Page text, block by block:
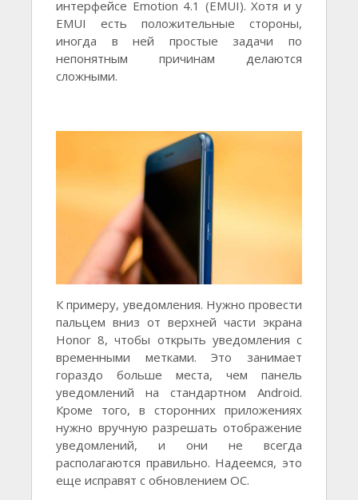
интерфейсе Emotion 4.1 (EMUI). Хотя и у
EMUI есть положительные стороны,
иногда в ней простые задачи по
непонятным причинам делаются
сложными.
К примеру, уведомления. Нужно провести
пальцем вниз от верхней части экрана
Honor 8, чтобы открыть уведомления с
временными метками. Это занимает
гораздо больше места, чем панель
уведомлений на стандартном Android.
Кроме того, в сторонних приложениях
нужно вручную разрешать отображение
уведомлений, и они не всегда
располагаются правильно. Надеемся, это
еще исправят с обновлением ОС.